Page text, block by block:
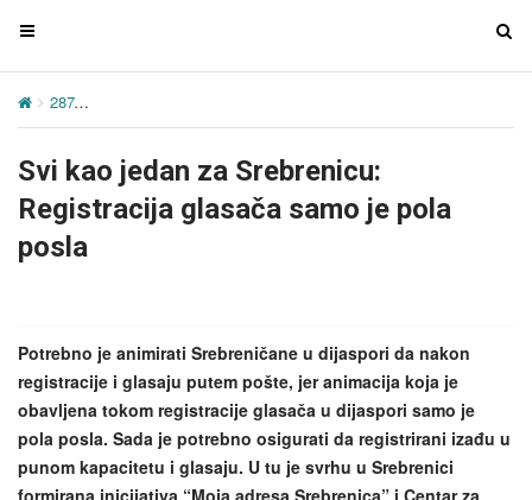
T
g
e
n
v
a
n
T
287
Svi kao jedan za Srebrenicu:
Registracija glasača samo je pola
posla
Potrebno je animirati Srebreničane u dijaspori da nakon
registracije i glasaju putem pošte, jer animacija koja je
obavljena tokom registracije glasača u dijaspori samo je
pola posla. Sada je potrebno osigurati da registrirani izađu u
punom kapacitetu i glasaju. U tu je svrhu u Srebrenici
formirana inicijativa “Moja adresa Srebrenica” i Centar za